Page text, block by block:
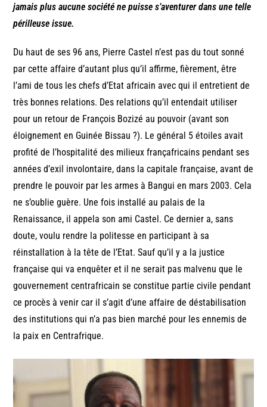
jamais plus aucune société ne puisse s’aventurer dans une telle
périlleuse issue.
Du haut de ses 96 ans, Pierre Castel n’est pas du tout sonné
par cette affaire d’autant plus qu’il affirme, fièrement, être
l’ami de tous les chefs d’Etat africain avec qui il entretient de
très bonnes relations. Des relations qu’il entendait utiliser
pour un retour de François Bozizé au pouvoir (avant son
éloignement en Guinée Bissau ?). Le général 5 étoiles avait
profité de l’hospitalité des milieux françafricains pendant ses
années d’exil involontaire, dans la capitale française, avant de
prendre le pouvoir par les armes à Bangui en mars 2003. Cela
ne s’oublie guère. Une fois installé au palais de la
Renaissance, il appela son ami Castel. Ce dernier a, sans
doute, voulu rendre la politesse en participant à sa
réinstallation à la tête de l’Etat. Sauf qu’il y a la justice
française qui va enquêter et il ne serait pas malvenu que le
gouvernement centrafricain se constitue partie civile pendant
ce procès à venir car il s’agit d’une affaire de déstabilisation
des institutions qui n’a pas bien marché pour les ennemis de
la paix en Centrafrique.